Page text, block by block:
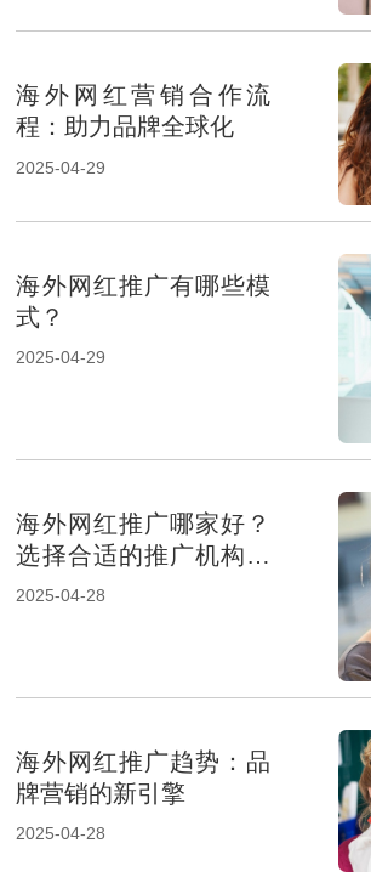
海外网红营销合作流
程：助力品牌全球化
2025-04-29
海外网红推广有哪些模
式？
2025-04-29
海外网红推广哪家好？
选择合适的推广机构提
升品牌影响力
2025-04-28
海外网红推广趋势：品
牌营销的新引擎
2025-04-28